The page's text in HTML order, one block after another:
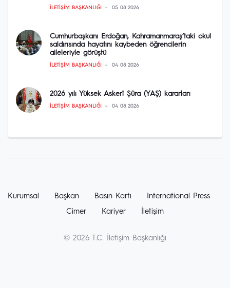
İLETIŞIM BAŞKANLIĞI 05 08 2026
Cumhurbaşkanı Erdoğan, Kahramanmaraş‘taki okul
saldırısında hayatını kaybeden öğrencilerin
aileleriyle görüştü
İLETIŞIM BAŞKANLIĞI 04 08 2026
2026 yılı Yüksek Askerî Şûra (YAŞ) kararları
İLETIŞIM BAŞKANLIĞI 04 08 2026
Kurumsal Başkan Basın Kartı
International Press
Cimer
Kariyer İletişim
© 2026 T.C. İletişim Başkanlığı